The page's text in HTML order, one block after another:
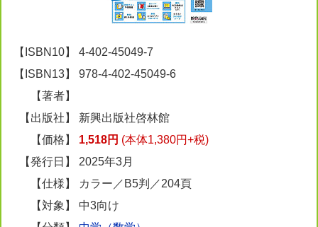
【ISBN10】
4-402-45049-7
【ISBN13】
978-4-402-45049-6
【著者】
【出版社】
新興出版社啓林館
【価格】
1,518円 (本体1,380円+税)
【発行日】
2025年3月
【仕様】
カラー／B5判／204頁
【対象】
中3向け